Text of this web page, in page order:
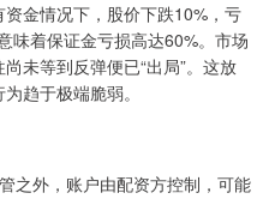
金情况下，股价下跌10%，亏
味着保证金亏损高达60%。市场
未等到反弹便已“出局”。这放
趋于极端脆弱。
之外，账户由配资方控制，可能